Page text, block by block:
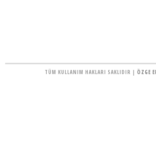
TÜM KULLANIM HAKLARI SAKLIDIR | ÖZGE